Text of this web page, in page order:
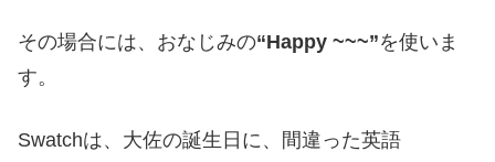
その場合には、おなじみの“Happy ~~~”を使いま
す。
Swatchは、大佐の誕生日に、間違った英語